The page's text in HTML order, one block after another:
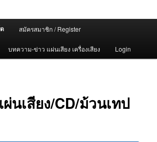
สมัครสมาชิก / Register
บทความ-ข่าว แผ่นเสียง เครื่องเสียง Login
นเสียง/CD/ม้วนเทป